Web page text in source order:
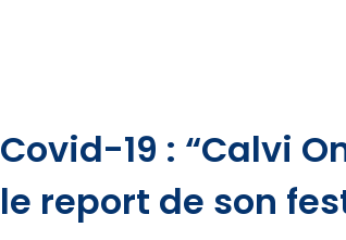
Covid-19 : “Calvi
le report de son